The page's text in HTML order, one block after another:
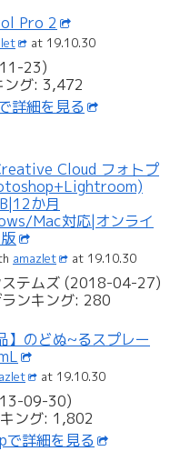
Pro 2
at 19.10.30
23)
ング: 3,472
詳細を見る
Cloud フォトプ
か月
Mac対応|オンライ
amazlet at 19.10.30
ステムズ (2018-04-27)
ンキング: 280
】のどぬ~るスプレー
at 19.10.30
09-30)
ング: 1,802
詳細を見る